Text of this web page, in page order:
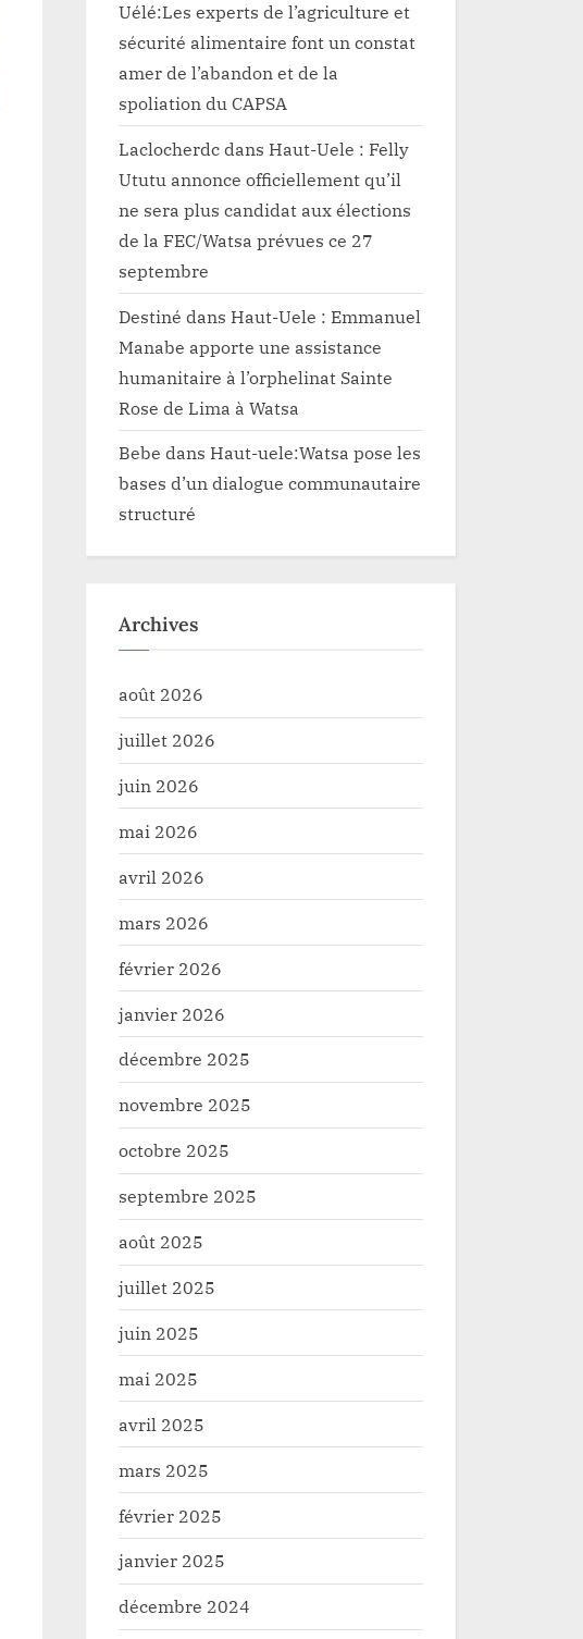
Uélé:Les experts de l’agriculture et
sécurité alimentaire font un constat
amer de l’abandon et de la
spoliation du CAPSA
Laclocherdcdans Haut-Uele : Felly
Ututu annonce officiellement qu’il
ne sera plus candidat aux élections
de la FEC/Watsa prévues ce 27
septembre
Destiné dans Haut-Uele : Emmanuel
Manabe apporte une assistance
humanitaire à l’orphelinat Sainte
Rose de Lima à Watsa
Bebe dans Haut-uele:Watsa pose les
bases d’un dialogue communautaire
structuré
Archives
août 2026
juillet 2026
juin 2026
mai 2026
avril 2026
mars 2026
février 2026
janvier 2026
décembre 2025
novembre 2025
octobre 2025
septembre 2025
août 2025
juillet 2025
juin 2025
mai 2025
avril 2025
mars 2025
février 2025
janvier 2025
décembre 2024